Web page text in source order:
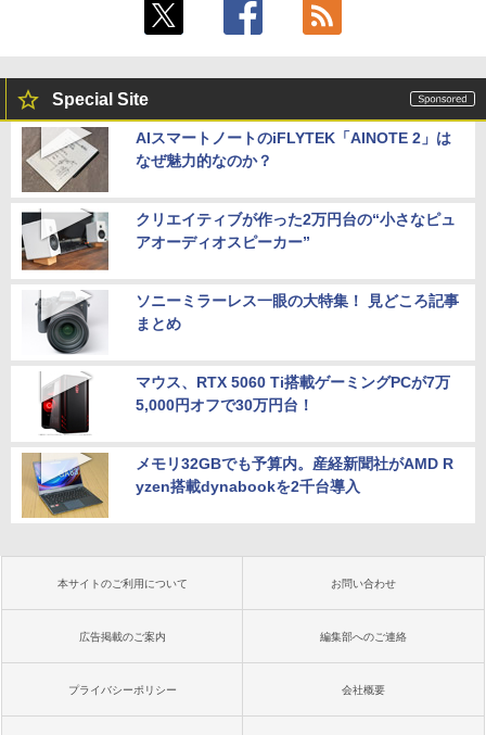
Special Site
AIスマートノートのiFLYTEK「AINOTE 2」は
なぜ魅力的なのか？
クリエイティブが作った2万円台の“小さなピュ
アオーディオスピーカー”
ソニーミラーレス一眼の大特集！ 見どころ記事
まとめ
マウス、RTX 5060 Ti搭載ゲーミングPCが7万
5,000円オフで30万円台！
メモリ32GBでも予算内。産経新聞社がAMD R
yzen搭載dynabookを2千台導入
本サイトのご利用について お問い合わせ
広告掲載のご案内 編集部へのご連絡
プライバシーポリシー 会社概要